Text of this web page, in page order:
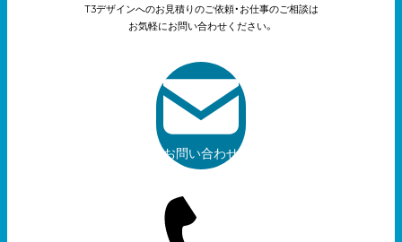
T3デザインへのお見積りのご依頼・お仕事のご相談は
お気軽にお問い合わせください。
お問い合わせ